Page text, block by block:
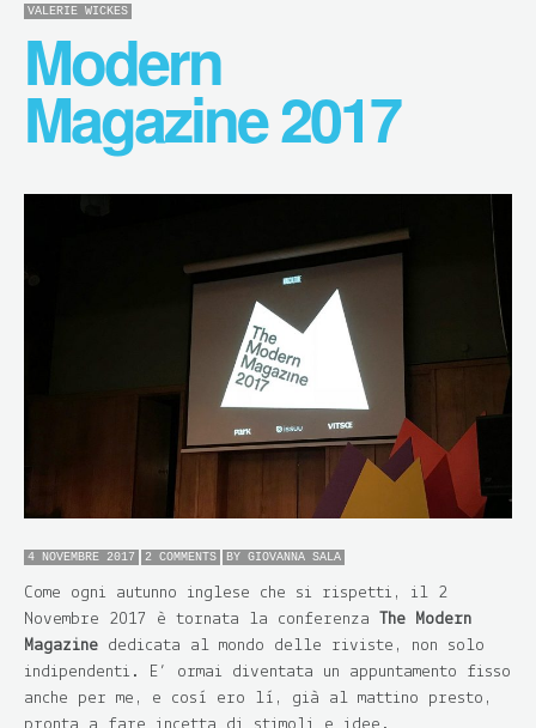
VALERIE WICKES
Modern
Magazine 2017
4 NOVEMBRE 2017 2 COMMENTS BY GIOVANNA SALA
Come ogni autunno inglese che si rispetti, il 2
Novembre 2017 è tornata la conferenza
The Modern
Magazine dedicata al mondo delle riviste, non solo
indipendenti. E’ ormai diventata un appuntamento fisso
anche per me, e così ero lì, già al mattino presto,